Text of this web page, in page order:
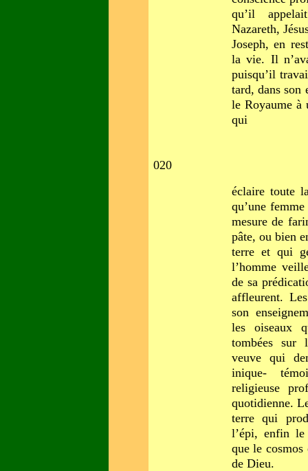
qu’il
Nazareth,
Joseph, en
la vie. Il
puisqu’il
tard, dans son
le Royaume à
qui
020
éclaire toute
qu’une
mesure de
pâte, ou bien
terre et qui
l’homme
de sa
affleurent.
son
les oiseaux
tombées sur
veuve qui
inique-
religieuse
quotidienne.
terre qui
l’épi, enfin le
que le
de Dieu.